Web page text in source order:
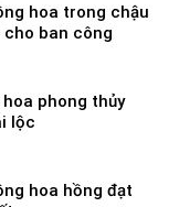
hoa trong chậu
cho ban công
hoa phong thủy
lộc
hoa hồng đạt